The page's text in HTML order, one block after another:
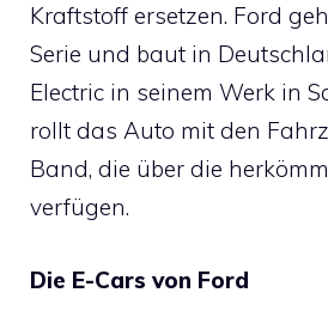
Kraftstoff ersetzen. Ford
Serie und baut in
Electric in seinem Werk in
rollt das Auto mit den
Band, die über die
verfügen.
Die E-Cars von Ford